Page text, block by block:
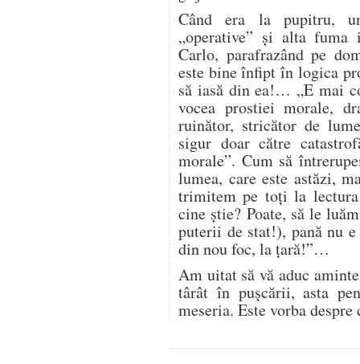
Când era la pupitru,
„operative” și alta fuma
Carlo, parafrazând pe
este bine înfipt în logica
să iasă din ea!… „E mai
vocea prostiei morale,
ruinător, stricător de
sigur doar către
morale”. Cum să
lumea, care este astăzi,
trimitem pe toți la
cine știe? Poate, să le
puterii de stat!), pană nu e
din nou foc, la țară!”…
Am uitat să vă aduc
târât în pușcării, asta
meseria. Este vorba